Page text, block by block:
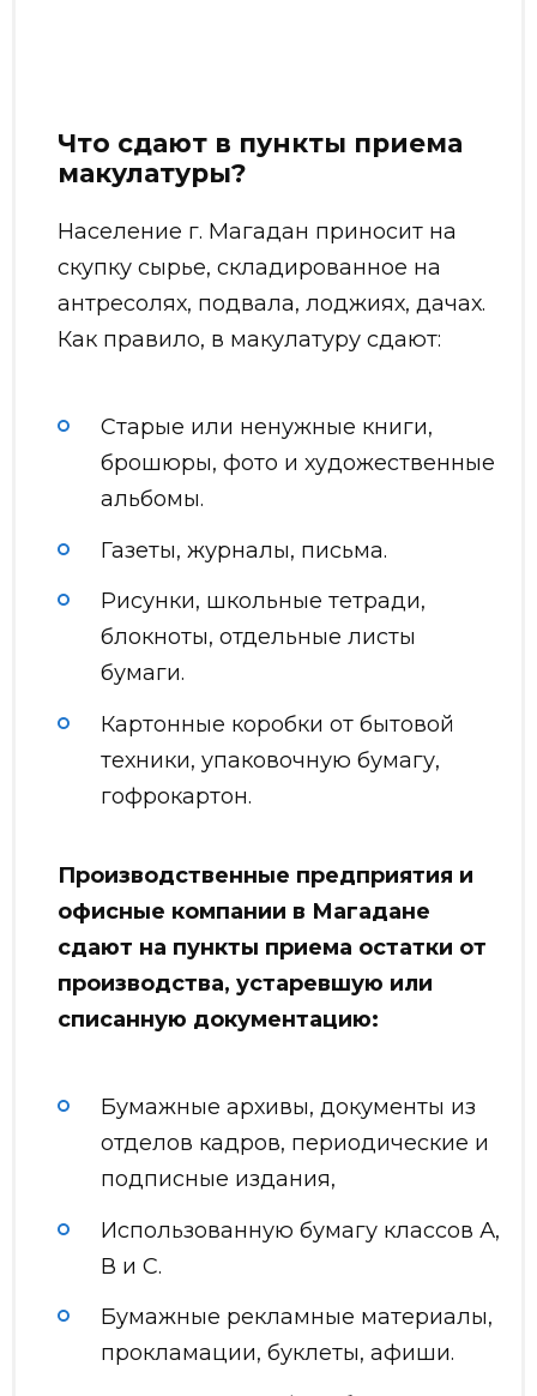
Что сдают в пункты приема
макулатуры?
Население г. Магадан приносит на
скупку сырье, складированное на
антресолях, подвала, лоджиях, дачах.
Как правило, в макулатуру сдают:
Старые или ненужные книги,
брошюры, фото и художественные
альбомы.
Газеты, журналы, письма.
Рисунки, школьные тетради,
блокноты, отдельные листы
бумаги.
Картонные коробки от бытовой
техники, упаковочную бумагу,
гофрокартон.
Производственные предприятия и
офисные компании в Магадане
сдают на пункты приема остатки от
производства, устаревшую или
списанную документацию:
Бумажные архивы, документы из
отделов кадров, периодические и
подписные издания,
Использованную бумагу классов А,
В и С.
Бумажные рекламные материалы,
прокламации, буклеты, афиши.